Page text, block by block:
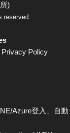
)
reserved.
Privacy Policy
Azure登入、自動